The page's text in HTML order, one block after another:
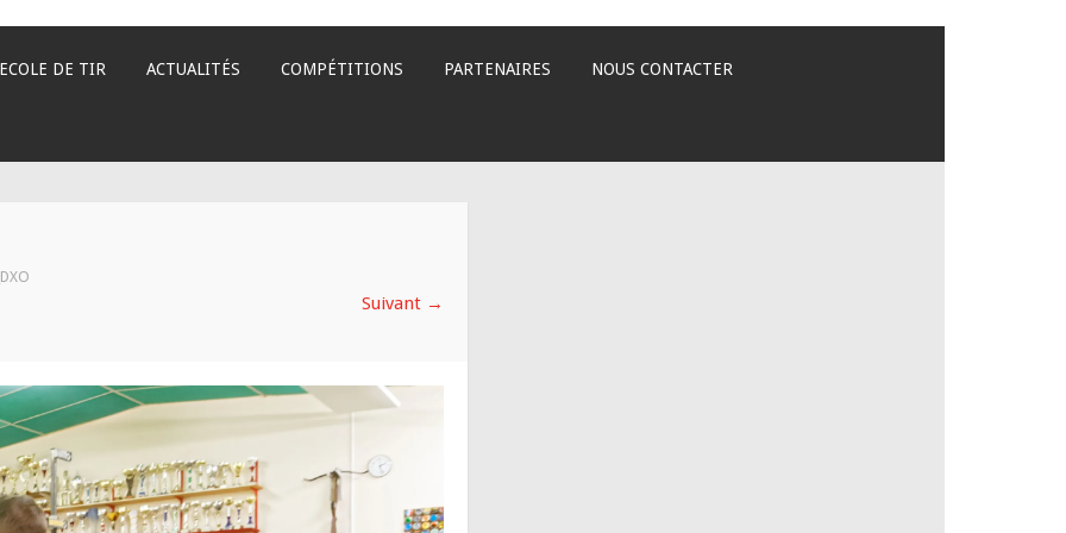
ECOLE DE TIR ACTUALITÉS COMPÉTITIONS PARTENAIRES NOUS CONTACTER
Suivant →